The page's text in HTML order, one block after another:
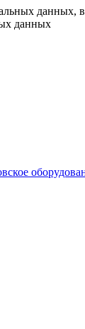
данных